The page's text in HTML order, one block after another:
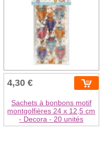
4,30 €
Sachets à bonbons motif
montgolfières 24 x 12,5 cm
- Decora - 20 unités